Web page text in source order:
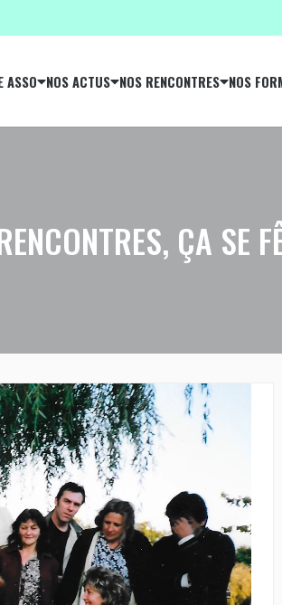
ASSO NOS ACTUS NOS RENCONTRES NOS
ÇA SE